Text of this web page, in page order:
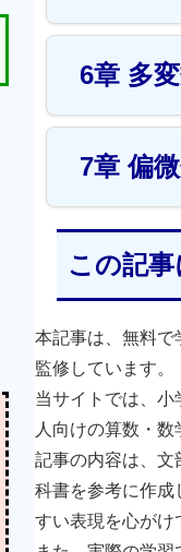
6章 多
7章 偏
この記
本記事は、無料で
監修しています。
当サイトでは、小
人向けの算数・数
記事の内容は、文
科書を参考に作成
すい表現を心がけ